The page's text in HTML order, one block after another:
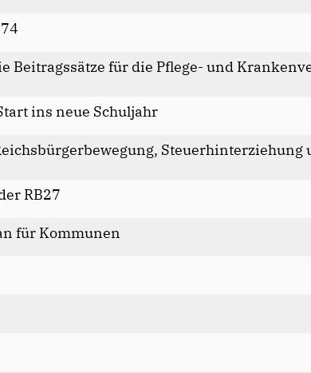
Beitragssätze für die Pflege- und
ins neue Schuljahr
Steuerhinterziehung
RB27
für Kommunen